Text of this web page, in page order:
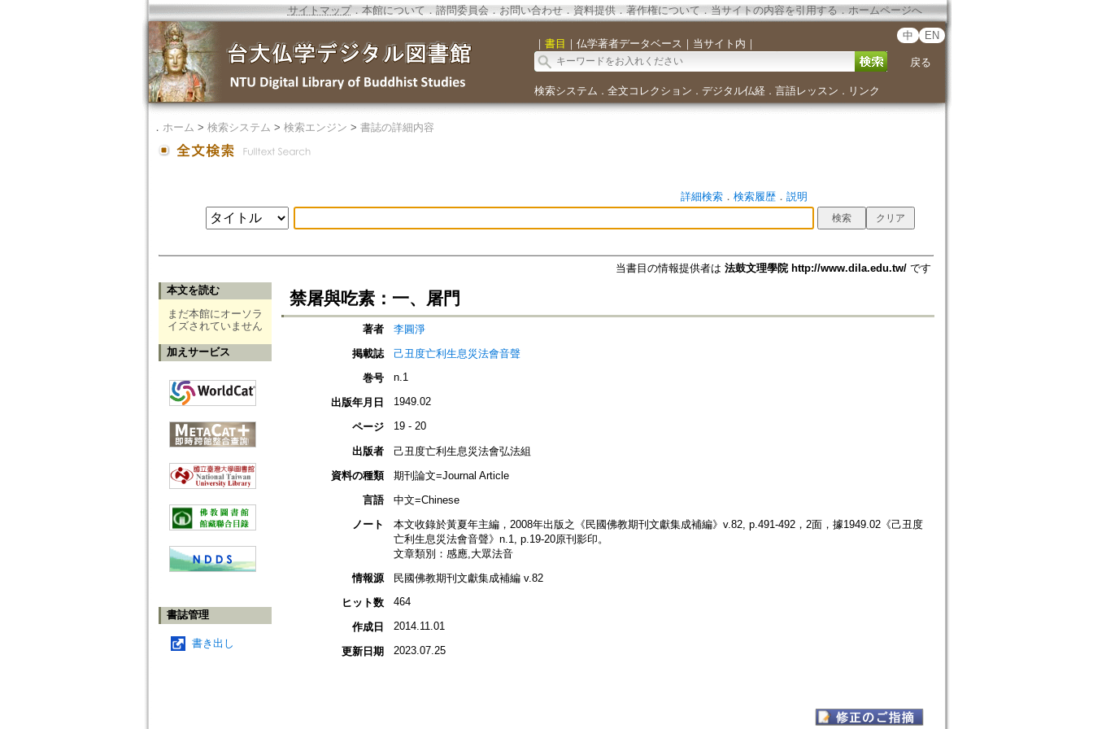
サイトマップ．本館について ． 諮問委員会． お問い合わせ． 資料提供． 著作権について．当サイトの内容を引用する ． ホームページへ
｜ 書目 ｜ 仏学著者データベース ｜ 当サイト内 ｜
中 EN
戻る
検索システム ． 全文コレクション ． デジタル仏経． 言語レッスン ． リンク
． ホーム > 検索システム > 検索エンジン > 書誌の詳細内容
詳細検索． 検索履歴． 説明
当書目の情報提供者は 法鼓文理學院 http://www.dila.edu.tw/です
本文を読む
まだ本館にオーソラ
イズされていません
加えサービス
書誌管理
書き出し
禁屠與吃素：一、屠門
著者
李圓淨
掲載誌
己丑度亡利生息災法會音聲
巻号
n.1
出版年月日 1949.02
ページ 19 - 20
出版者
己丑度亡利生息災法會弘法組
資料の種類
期刊論文=Journal Article
言語
中文=Chinese
ノート
本文收錄於黃夏年主編，2008年出版之《民國佛教期刊文獻集成補編》v.82, p.491-492，2面，據1949.02《己丑度
亡利生息災法會音聲》n.1, p.19-20原刊影印。
文章類別：感應,大眾法音
情報源
民國佛教期刊文獻集成補編 v.82
ヒット数
464
作成日 2014.11.01
更新日期 2023.07.25